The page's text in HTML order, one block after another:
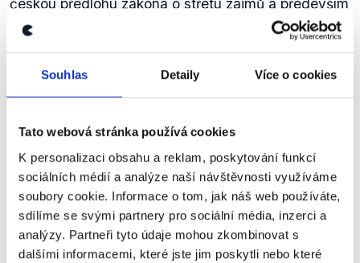
Souhlas Detaily Více o cookies
Tato webová stránka používá cookies
K personalizaci obsahu a reklam, poskytování funkcí
sociálních médií a analýze naší návštěvnosti využíváme
soubory cookie. Informace o tom, jak náš web používáte,
sdílíme se svými partnery pro sociální média, inzerci a
analýzy. Partneři tyto údaje mohou zkombinovat s
dalšími informacemi, které jste jim poskytli nebo které
Chvojka tedy poněkud zavádí, když bagatelizuje
prezidentovy výtky k zákonu. Věcně sice správně
zákonodárci nesouhlasí, nicméně nelze říci, že by
argumentace byla tak triviální a bezpředmětná, jak
českou předlohu zákona o střetu zájmů a především
omezení členů vlády, jde v Evropě o poměrně
neobvyklý instrument. Výrok je z tohoto důvodu
zemích s vysokou politickou kulturou pro řešení
podobných otázek stačí nepsaná pravidla, proto
detailně a hluboce.
Zákon o střetu zájmů je v různých podobách
zavedenv některých evropských zemích. Příklady
uvádíInstitut pro politiku a veřejnost. V Portugalsku
je nutné podávat prohlášení o soukromých zájmech
vzhledem k veřejným zakázkám, a to až tři roky
zpět. V Británii pak podobné prohlášení podávají